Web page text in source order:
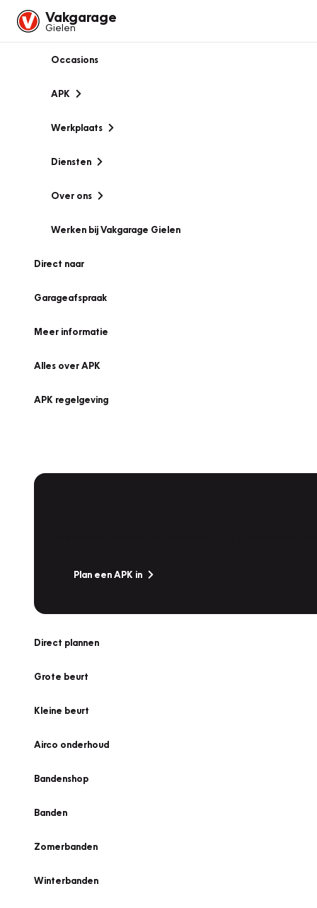
Vakgarage
Gielen
Occasions
APK
Werkplaats
Diensten
Over ons
Werken bij Vakgarage Gielen
Direct naar
Garageafspraak
Meer informatie
Alles over APK
APK regelgeving
Plan een APK in
Direct plannen
Grote beurt
Kleine beurt
Airco onderhoud
Bandenshop
Banden
Zomerbanden
Winterbanden